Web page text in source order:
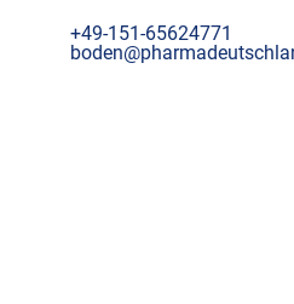
+49-151-65624771